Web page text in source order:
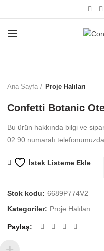
Ana Sayfa Proje Halıları
Confetti Botanic
Bu ürün hakkında bilgi ve
02 90 numaralı
İstek Listeme Ekle
Stok kodu: 6689P774V2
Kategoriler: Proje Halıları
Paylaş